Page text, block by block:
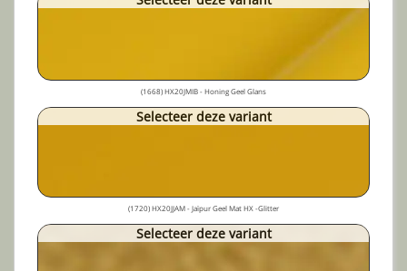
(1668) HX20JMIB - Honing Geel Glans
Selecteer deze variant
(1720) HX20JJAM - Jaïpur Geel Mat HX -Glitter
Selecteer deze variant